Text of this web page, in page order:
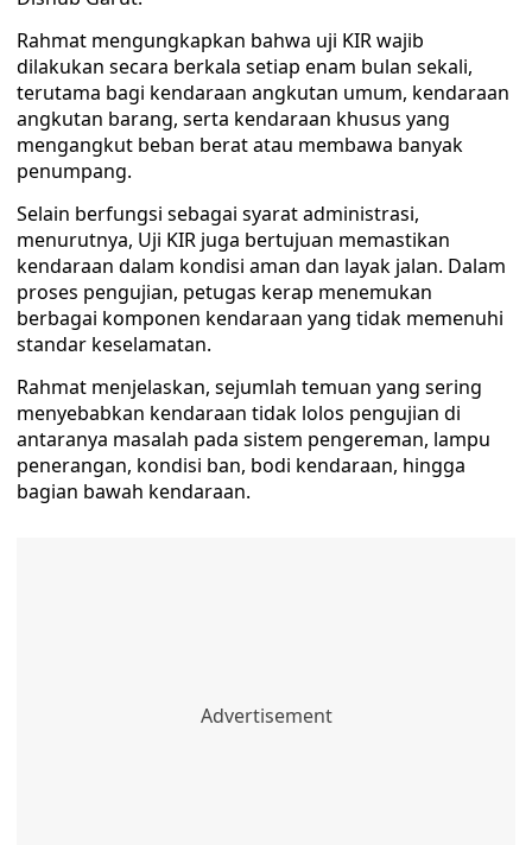
Rahmat mengungkapkan bahwa uji KIR wajib
dilakukan secara berkala setiap enam bulan sekali,
terutama bagi kendaraan angkutan umum, kendaraan
angkutan barang, serta kendaraan khusus yang
mengangkut beban berat atau membawa banyak
penumpang.
Selain berfungsi sebagai syarat administrasi,
menurutnya, Uji KIR juga bertujuan memastikan
kendaraan dalam kondisi aman dan layak jalan. Dalam
proses pengujian, petugas kerap menemukan
berbagai komponen kendaraan yang tidak memenuhi
standar keselamatan.
Rahmat menjelaskan, sejumlah temuan yang sering
menyebabkan kendaraan tidak lolos pengujian di
antaranya masalah pada sistem pengereman, lampu
penerangan, kondisi ban, bodi kendaraan, hingga
bagian bawah kendaraan.